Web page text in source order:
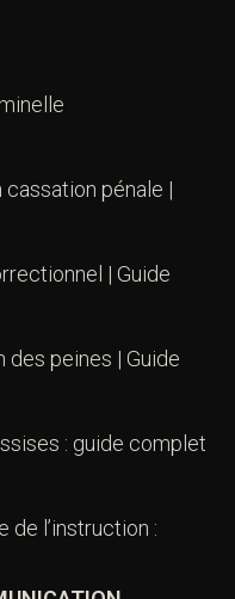
pénale |
| Guide
des peines | Guide
: guide complet
de l’instruction :